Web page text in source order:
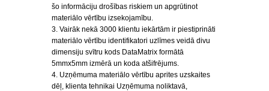
šo informāciju drošības riskiem un apgrūtinot
materiālo vērtību izsekojamību.
3. Vairāk nekā 3000 klientu iekārtām ir piestiprināti
materiālo vērtību identifikatori uzlīmes veidā divu
dimensiju svītru kods DataMatrix formātā
5mmx5mm izmērā un koda atšifrējums.
4. Uzņēmuma materiālo vērtību aprites uzskaites
dēļ, klienta tehnikai Uzņēmuma noliktavā,